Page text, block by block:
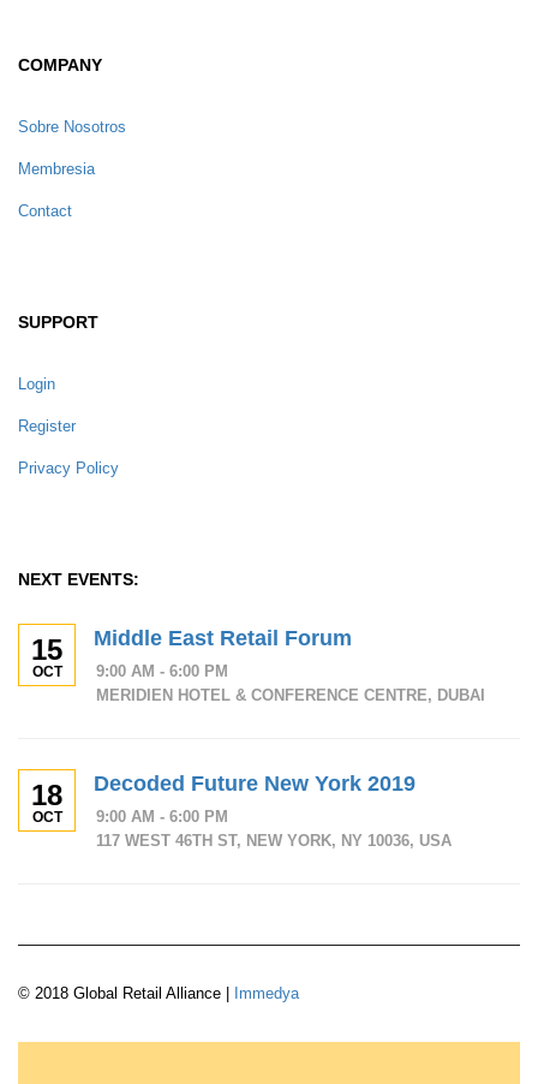
COMPANY
Sobre Nosotros
Membresia
Contact
SUPPORT
Login
Register
Privacy Policy
NEXT EVENTS:
15
OCT
Middle East Retail Forum
9:00 AM - 6:00 PM
MERIDIEN HOTEL & CONFERENCE CENTRE, DUBAI
18
OCT
Decoded Future New York 2019
9:00 AM - 6:00 PM
117 WEST 46TH ST, NEW YORK, NY 10036, USA
© 2018 Global Retail Alliance | Immedya